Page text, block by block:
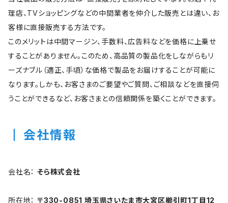
理店、TVショッピングなどの中間業者を仲介した販売とは違い、お
客様に直接販売する方法です。
このメリットは中間マージン、手数料、広告料などを価格に上乗せ
することがありません。このため、高品質の製品化をしながらもリ
ーズナブル（適正、手頃）な価格で製品をお届けすることが可能に
なります。しかも、お客さまのご要望やご質問、ご相談などを直接伺
うことができるなど、お客さまとの信頼関係を築くことができます。
会社情報
会社名： そら株式会社
所在地： 〒330-0851 埼玉県さいたま市大宮区櫛引町1丁目12